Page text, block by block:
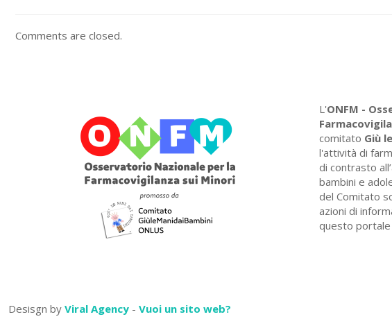
Comments are closed.
L'ONFM -
comitato Giù
l'attività di
di contrasto
bambini e
del Comitato
azioni di
questo portale
Desisgn by Viral Agency - Vuoi un sito web?